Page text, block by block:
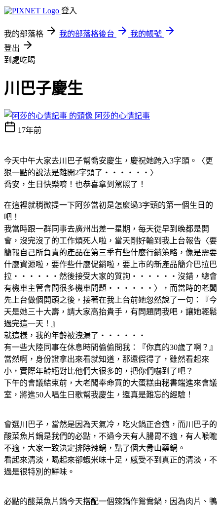
登入
我的部落格 我的部落格後台
我的帳號
登出
到處吃喝
川巴子慶生
阿莎的心情記事
17年前
今天中午大家去川巴子幫喬安慶生，慶祝她跨入3字頭。〈更
狠一點的說法是離開2字頭了‧‧‧‧‧‧ 〉
喬安，生日快樂唷！ 也恭喜拿到駕照了！
在這裡就稍微提一下阿莎當初是怎麼過3字頭的第一個生日的
吧！
我當時跟一群同事去廣州出差一星期，每天從早到晚都是開
會，沒完沒了的工作煩死人啦，當天剛好輪到我上台報告〈要
簡報自己所負責的產品在第三季有些什麼行銷策略，像是需要
什麼資源啦，要作些什麼促銷啦，要上市的新產品簡介巴拉巴
拉‧‧‧‧‧‧然後接受大家的質詢‧‧‧‧‧‧沒錯，總會
有機車主管會問很多機車問題‧‧‧‧‧‧〉，而當時的老闆
先上台做個開頭之後，接著在我上台前她忽然說了一句：『今
天是她三十大壽，請大家高抬貴手，有問題問我吧，讓她輕鬆
過完這一天！』
就這樣，我的年齡被洩漏了‧‧‧‧‧‧
有一些大陸同事在休息時間偷偷問我：『你真的30歲了啊？』
當然啊，身份證拿出來看就知道，那還假得了，雖然看起來
小，實際年齡絕對比他們大很多的，把你們嚇到了吧？
下午的會議結束前，大老闆奉命買的大蛋糕由秘書端進來會議
室，將進50人唱生日歌幫我慶生，還真是難忘的經驗！
會選川巴子，當然是因為天氣冷，吃火鍋正合適，而川巴子的
酸菜魚片鍋是我們的必點，不過今天有人腸胃不適，有人喉嚨
不適，大家一致決定排除辣鍋，點了個大骨山藥鍋。
看起來清淡，喝起來卻蝦米味十足，感受不到真正的清淡，不
過是很特別的鮮味。
必點的酸菜魚片鍋今天搭配一個辣鍋作鴛鴦鍋，因為肉片、鴨